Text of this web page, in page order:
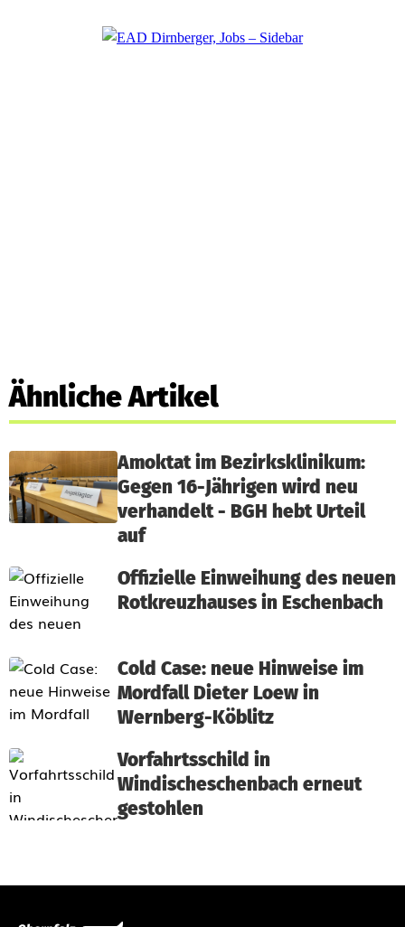
Ähnliche Artikel
Amoktat im Bezirksklinikum:
Gegen 16-Jährigen wird neu
verhandelt - BGH hebt Urteil
auf
Offizielle Einweihung des neuen
Rotkreuzhauses in Eschenbach
Cold Case: neue Hinweise im
Mordfall Dieter Loew in
Wernberg-Köblitz
Vorfahrtsschild in
Windischeschenbach erneut
gestohlen